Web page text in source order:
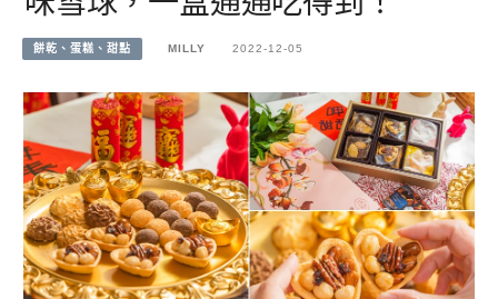
餅乾、蛋糕、甜點 MILLY 2022-12-05